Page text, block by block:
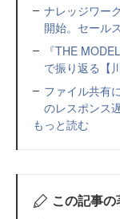
ナレッジワー
開始。セール
『THE
で振り返る【
ファイル共有
のレスポンス
もっと読む
この記事の